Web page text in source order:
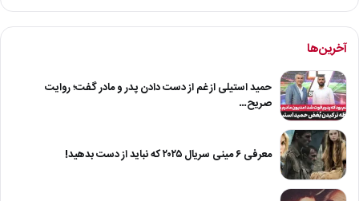
آخرین‌ها
حمید استیلی از غم از دست دادن پدر و مادر گفت؛ روایت
صریح…
معرفی ۶ مینی سریال ۲۰۲۵ که نباید از دست بدهید!